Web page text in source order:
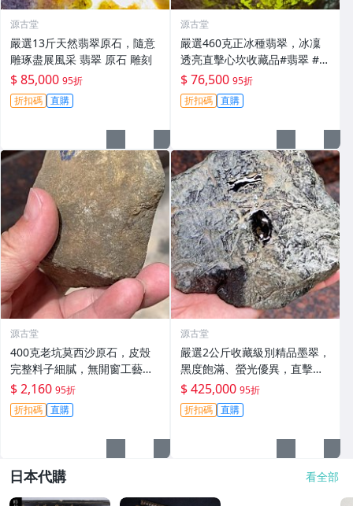
源古堂
嚴選13斤天然翡翠原石，隨意
雕琢盡展風采 翡翠 原石 雕刻
$ 85,000 95折
折扣碼 直購
源古堂
嚴選460克正冰種翡翠，冰凜
透亮直擊心坎收藏品#翡翠 #天
然翡翠 #A貨翡翠玉石
$ 76,500 95折
折扣碼 直購
源古堂
400克老坑莫西沙原石，皮殼
完整料子細膩，無開窗工藝原
礦，適合手鐲及掛件製作。嚴
選天然A貨翡翠。 老坑翡翠 手
鐲 掛件
$ 2,160 95折
折扣碼 直購
源古堂
嚴選2公斤收藏級別精品墨翠，
黑度飽滿、螢光優異，直擊心
坎的絕版好物 翡翠 珍貴玉石
天然翡翠
$ 425,000 95折
折扣碼 直購
日本代購 看全部